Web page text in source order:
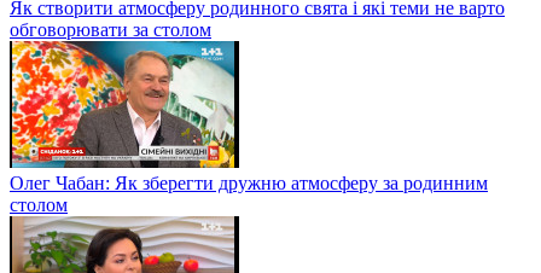
Як створити атмосферу родинного свята і які теми не варто
обговорювати за столом
Олег Чабан: Як зберегти дружню атмосферу за родинним
столом